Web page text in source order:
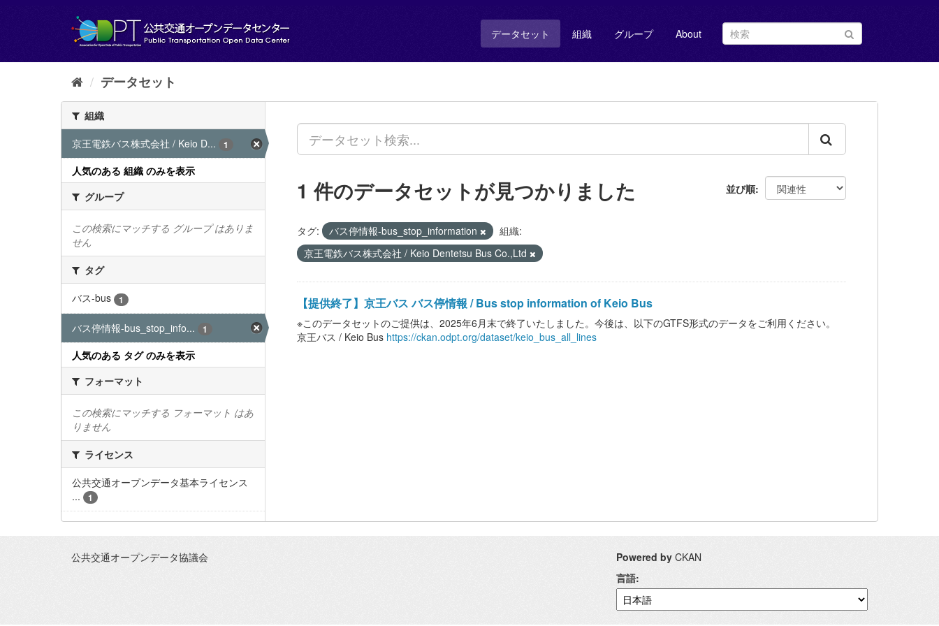
し
データセット 組織 グループ About
データセット
組織
京王電鉄バス株式会社 / Keio D...
1
人気のある 組織 のみを表示
グループ
この検索にマッチする グループ はありま
せん
タグ
バス-bus
1
バス停情報-bus_stop_info... 1
人気のある タグ のみを表示
フォーマット
この検索にマッチする フォーマット はあ
りません
ライセンス
公共交通オープンデータ基本ライセンス
...
1
並び順
1 件のデータセットが見つかりました
タグ: バス停情報-bus_stop_information
組織:
京王電鉄バス株式会社 / Keio Dentetsu Bus Co.,Ltd
【提供終了】京王バス バス停情報 / Bus stop information of Keio Bus
※このデータセットのご提供は、2025年6月末で終了いたしました。今後は、以下のGTFS形式のデータをご利用ください。
京王バス / Keio Bus https://ckan.odpt.org/dataset/keio_bus_all_lines
公共交通オープンデータ協議会 Powered by CKAN
言語